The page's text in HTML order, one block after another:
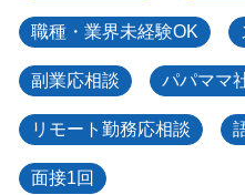
職種・業界未経験OK
副業応相談 パパママ
リモート勤務応相談
面接1回